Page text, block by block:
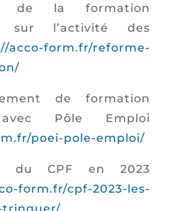
la formation
sur l’activité des
acco-form.fr/reforme-
de formation
Pôle Emploi
poei-pole-emploi/
du CPF en 2023
form.fr/cpf-2023-les-